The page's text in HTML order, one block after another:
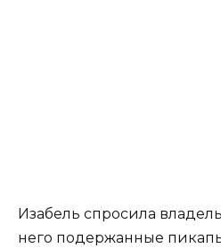
Изабель спросила
него подержанные